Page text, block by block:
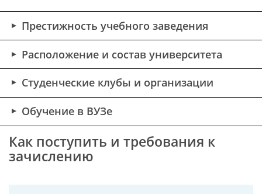
Престижность учебного заведения
Расположение и состав университета
Студенческие клубы и организации
Обучение в ВУЗе
Как поступить и требования к
зачислению